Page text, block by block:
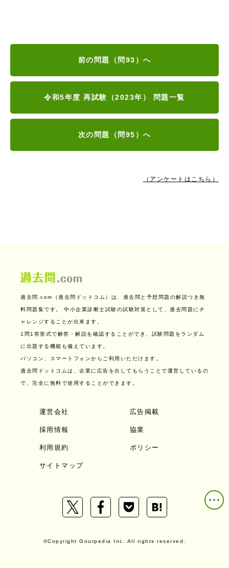
前の問題（問93）へ
令和5年度 再試験（2023年） 問題一覧
次の問題（問95）へ
（アンケートはこちら）
過去問.com（過去問ドットコム）は、過去問と予想問題の解説つき無
料問題集です。 中小企業診断士試験の試験対策として、過去問題にチ
ャレンジすることが出来ます。
1問1答形式で解答・解説を確認することができ、試験問題をランダム
に出題する機能も備えています。
パソコン、スマートフォンからご利用いただけます。
過去問ドットコムは、企業に広告を出してもらうことで運営しているの
で、完全に無料で使用することができます。
運営会社 広告掲載
採用情報 協業
利用規約 ポリシー
サイトマップ
©Copyright Gourpedia Inc. All rights reserved.